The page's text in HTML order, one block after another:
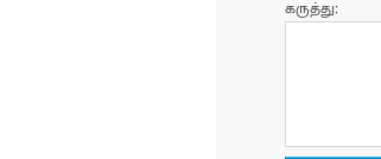
கருத்து: